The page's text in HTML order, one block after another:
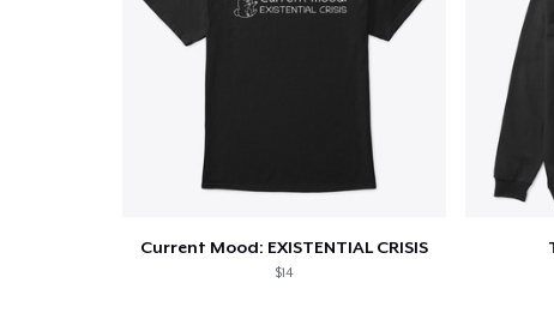
Current Mood: EXISTENTIAL CRISIS
$14